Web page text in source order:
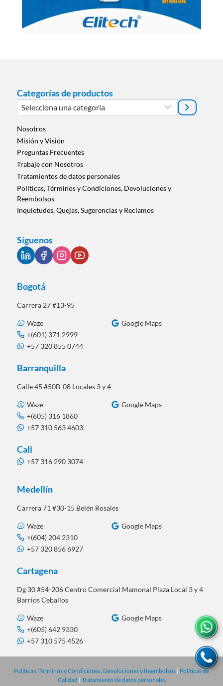
Categorías de productos
Selecciona
una
categoría
Nosotros
Misión y Visión
Preguntas Frecuentes
Trabaje con Nosotros
Tratamientos de datos personales
Políticas, Términos y Condiciones, Devoluciones y
Reembolsos
Inquietudes, Quejas, Sugerencias y Reclamos
Síguenos
Bogotá
Carrera 27 #13-95
Waze
Google Maps
+(601) 371 2999
+57 320 855 0744
Barranquilla
Calle 45 #50B-08 Locales 3 y 4
Waze
Google Maps
+(605) 316 1860
+57 310 563 4603
Cali
+57 316 290 3074
Medellín
Carrera 71 #30-15 Belén Rosales
Waze
Google Maps
+(604) 204 2310
+57 320 856 6927
Cartagena
Dg 30 #54-206 Centro Comercial Mamonal Plaza Local 3 y 4
Barrios Ceballos
Waze
Google Maps
+(605) 642 9330
+57 310 575 4526
Políticas, Términos y Condiciones, Devoluciones y Reembolsos | Políticas de
Calidad | Tratamiento de datos personales